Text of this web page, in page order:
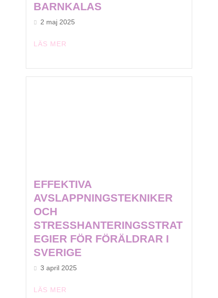
BARNKALAS
2 maj 2025
LÄS MER
EFFEKTIVA
AVSLAPPNINGSTEKNIKER
OCH
STRESSHANTERINGSSTRAT
EGIER FÖR FÖRÄLDRAR I
SVERIGE
3 april 2025
LÄS MER